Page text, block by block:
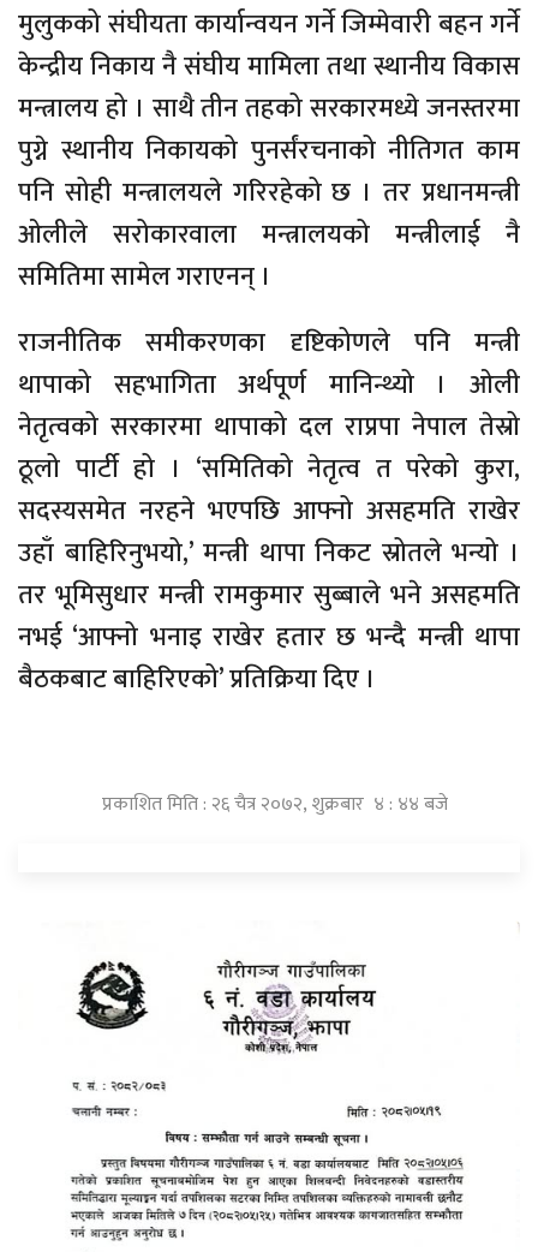
मुलुकको संघीयता कार्यान्वयन गर्ने जिम्मेवारी बहन गर्ने
केन्द्रीय निकाय नै संघीय मामिला तथा स्थानीय विकास
मन्त्रालय हो । साथै तीन तहको सरकारमध्ये जनस्तरमा
पुग्ने स्थानीय निकायको पुनर्संरचनाको नीतिगत काम
पनि सोही मन्त्रालयले गरिरहेको छ । तर प्रधानमन्त्री
ओलीले सरोकारवाला मन्त्रालयको मन्त्रीलाई नै
समितिमा सामेल गराएनन् ।
राजनीतिक समीकरणका दृष्टिकोणले पनि मन्त्री
थापाको सहभागिता अर्थपूर्ण मानिन्थ्यो । ओली
नेतृत्वको सरकारमा थापाको दल राप्रपा नेपाल तेस्रो
ठूलो पार्टी हो । ‘समितिको नेतृत्व त परेको कुरा,
सदस्यसमेत नरहने भएपछि आफ्नो असहमति राखेर
उहाँ बाहिरिनुभयो,’ मन्त्री थापा निकट स्रोतले भन्यो ।
तर भूमिसुधार मन्त्री रामकुमार सुब्बाले भने असहमति
नभई ‘आफ्नो भनाइ राखेर हतार छ भन्दै मन्त्री थापा
बैठकबाट बाहिरिएको’ प्रतिक्रिया दिए ।
प्रकाशित मिति : २६ चैत्र २०७२, शुक्रबार ४ : ४४ बजे